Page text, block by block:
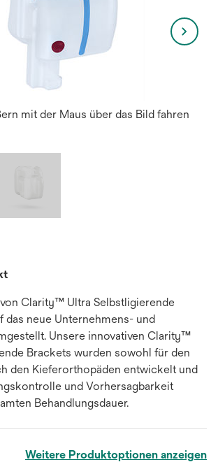
mit der Maus über das Bild fahren
Clarity™ Ultra Selbstligierende
das neue Unternehmens- und
Unsere innovativen Clarity™
Brackets wurden sowohl für den
den Kieferorthopäden entwickelt und
und Vorhersagbarkeit
Behandlungsdauer.
Weitere Produktoptionen anzeigen